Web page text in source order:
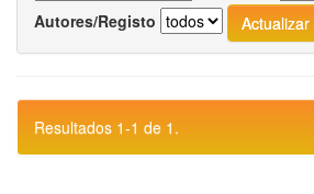
Autores/Registo
Resultados 1-1 de 1.